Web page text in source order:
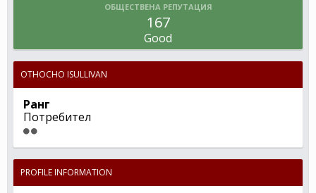
ОБЩЕСТВЕНА РЕПУТАЦИЯ
167
Good
ОТНОСНО ISULLIVAN
Ранг
Потребител
PROFILE INFORMATION